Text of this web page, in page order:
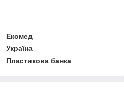
Екомед
Україна
Пластикова банка